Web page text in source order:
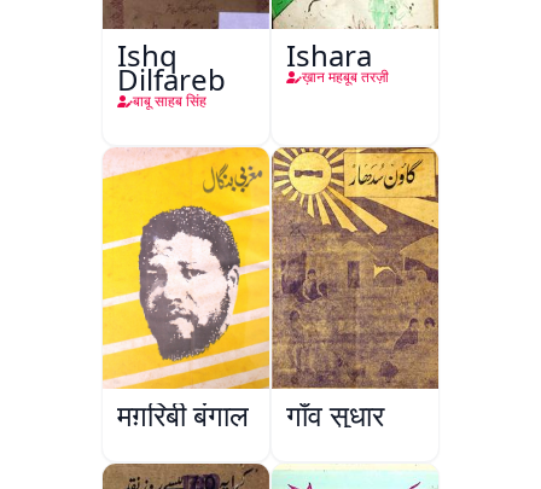
Ishq
Dilfareb
बाबू साहब सिंह
Ishara
ख़ान महबूब तरज़ी
मग़रिबी बंगाल गाँव सुधार